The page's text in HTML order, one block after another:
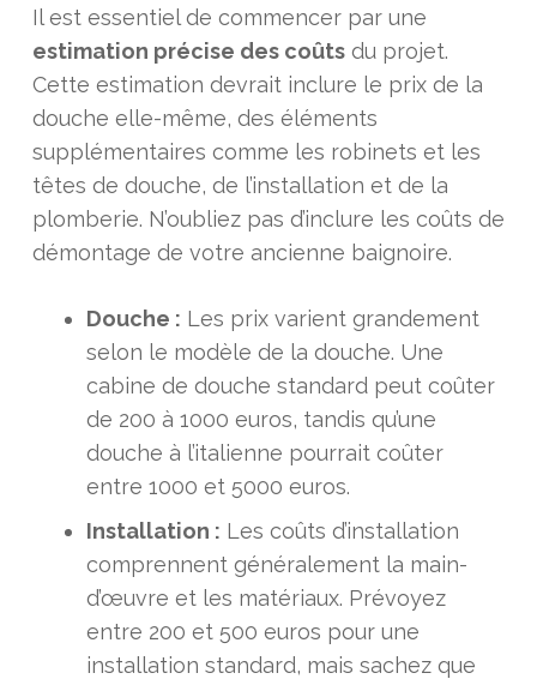
Il est essentiel de commencer par une
estimation précise des coûts du projet.
Cette estimation devrait inclure le prix de la
douche elle-même, des éléments
supplémentaires comme les robinets et les
têtes de douche, de l’installation et de la
plomberie. N’oubliez pas d’inclure les coûts de
démontage de votre ancienne baignoire.
Douche : Les prix varient grandement
selon le modèle de la douche. Une
cabine de douche standard peut coûter
de 200 à 1000 euros, tandis qu’une
douche à l’italienne pourrait coûter
entre 1000 et 5000 euros.
Installation : Les coûts d’installation
comprennent généralement la main-
d’œuvre et les matériaux. Prévoyez
entre 200 et 500 euros pour une
installation standard, mais sachez que